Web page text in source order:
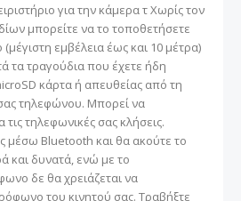
για την κάμερα τ Χωρίς τον
μπορείτε να το τοποθετήσετε
εμβέλεια έως και 10 μέτρα)
τα τραγούδια που έχετε ήδη
κάρτα ή απευθείας από τη
τηλεφώνου. Μπορεί να
τις τηλεφωνικές σας κλήσεις.
μέσω Bluetooth και θα ακούτε το
και δυνατά, ενώ με το
δε θα χρειάζεται να
του κινητού σας. Τραβήξτε